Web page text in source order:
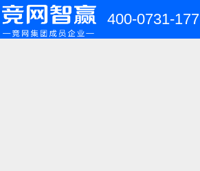
400-0731-177